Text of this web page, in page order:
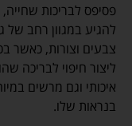
פסיפס לבריכות שחייה,
להגיע במגוון רחב של
צבעים וצורות, כאשר
ליצור חיפוי לבריכה
איכותי וגם מרשים
בנראות שלו.